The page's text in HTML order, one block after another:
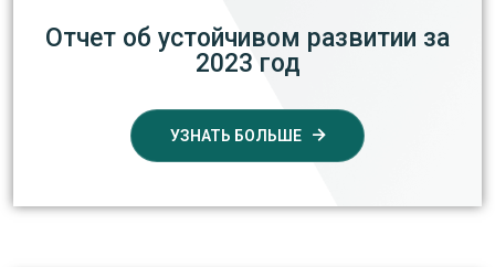
Отчет об устойчивом развитии за
2023 год
УЗНАТЬ БОЛЬШЕ